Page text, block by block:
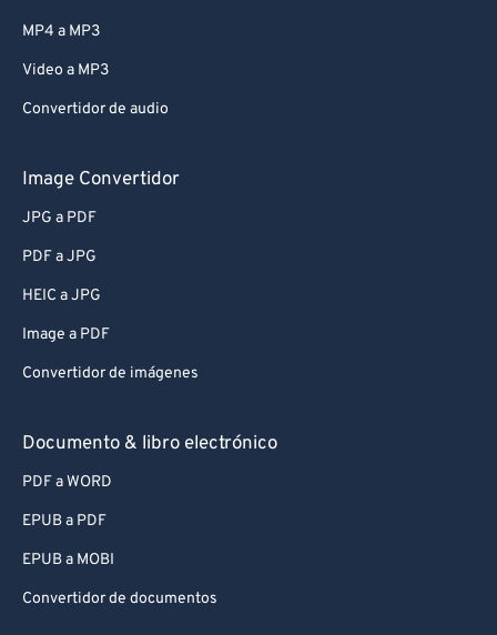
MP4 a MP3
Video a MP3
Convertidor de audio
Image Convertidor
JPG a PDF
PDF a JPG
HEIC a JPG
Image a PDF
Convertidor de imágenes
Documento & libro electrónico
PDF a WORD
EPUB a PDF
EPUB a MOBI
Convertidor de documentos